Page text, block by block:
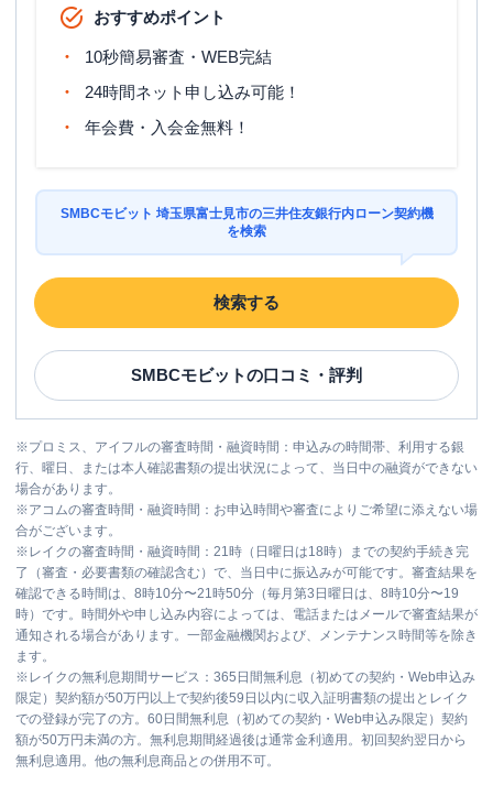
おすすめポイント
10秒簡易審査・WEB完結
24時間ネット申し込み可能！
年会費・入会金無料！
SMBCモビット 埼玉県富士見市の三井住友銀行内ローン契約機
を検索
検索する
SMBCモビットの口コミ・評判
※プロミス、アイフルの審査時間・融資時間：申込みの時間帯、利用する銀
行、曜日、または本人確認書類の提出状況によって、当日中の融資ができない
場合があります。
※アコムの審査時間・融資時間：お申込時間や審査によりご希望に添えない場
合がございます。
※ レイクの審査時間・融資時間：21時（日曜日は18時）までの契約手続き完
了（審査・必要書類の確認含む）で、当日中に振込みが可能です。審査結果を
確認できる時間は、8時10分〜21時50分（毎月第3日曜日は、8時10分〜19
時）です。時間外や申し込み内容によっては、電話またはメールで審査結果が
通知される場合があります。一部金融機関および、メンテナンス時間等を除き
ます。
※ レイクの無利息期間サービス：365日間無利息（初めての契約・Web申込み
限定）契約額が50万円以上で契約後59日以内に収入証明書類の提出とレイク
での登録が完了の方。60日間無利息（初めての契約・Web申込み限定）契約
額が50万円未満の方。無利息期間経過後は通常金利適用。初回契約翌日から
無利息適用。他の無利息商品との併用不可。